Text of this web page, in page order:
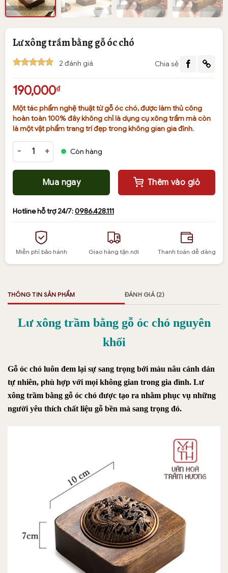
Lư xông trầm bằng gỗ óc chó
đánh giá
2 đánh giá Chia sẻ
190,000₫
Một tác phẩm nghệ thuật từ gỗ óc chó, được làm thủ công
hoàn toàn 100% đây không chỉ là dụng cụ xông trầm mà còn
là một vật phẩm trang trí đẹp trong không gian gia đình.
Còn hàng
Lư xông trầm bằng gỗ óc chó số lượng
Thêm vào giỏ
Mua ngay
Hotline hỗ trợ 24/7:0986.428.111
Miễn phí bảo hành Giao hàng tận nơi Thanh toán dễ dàng
THÔNG TIN SẢN PHẨM ĐÁNH GIÁ (2)
Lư xông trầm bằng gỗ óc chó nguyên
khối
Gỗ óc chó luôn đem lại sự sang trọng bởi màu nâu cánh dán
tự nhiên, phù hợp với mọi không gian trong gia đình. Lư
xông trầm bằng gỗ óc chó được tạo ra nhằm phục vụ những
người yêu thích chất liệu gỗ bền mà sang trọng đó.